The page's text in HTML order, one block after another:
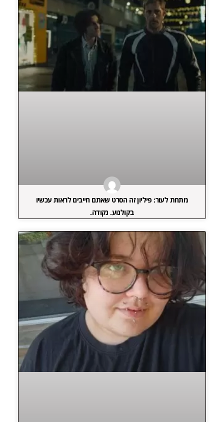
מתחת לעור: פיליון זה הסרט שאתם חייבים לראות עכשיו
בקולנוע. נקודה.